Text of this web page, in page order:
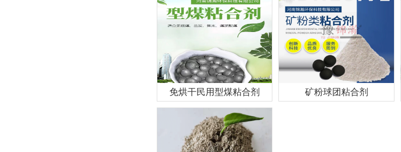
免烘干民用型煤粘合剂 矿粉球团粘合剂